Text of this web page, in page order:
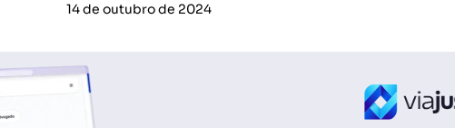
14 de outubro de 2024